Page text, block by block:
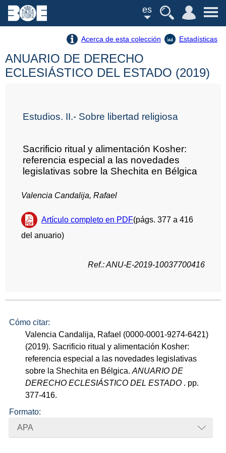
es
Acerca de esta colección Estadísticas
ANUARIO DE DERECHO
ECLESIÁSTICO DEL ESTADO (2019)
Estudios. II.- Sobre libertad religiosa
Sacrificio ritual y alimentación Kosher:
referencia especial a las novedades
legislativas sobre la Shechita en Bélgica
Valencia Candalija, Rafael
Artículo completo en PDF(págs. 377 a 416
del anuario)
Ref.: ANU-E-2019-10037700416
Cómo citar:
Valencia Candalija, Rafael (0000-0001-9274-6421)
(2019). Sacrificio ritual y alimentación Kosher:
referencia especial a las novedades legislativas
sobre la Shechita en Bélgica.ANUARIO DE
DERECHO ECLESIÁSTICO DEL ESTADO . pp.
377-416.
Formato:
APA